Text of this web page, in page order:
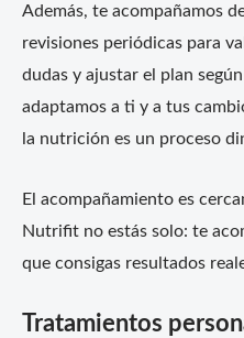
Además, te acompañamos
revisiones periódicas para
dudas y ajustar el plan
adaptamos a ti y a tus
la nutrición es un proceso
El acompañamiento es
Nutrifit no estás solo: te
que consigas resultados
Tratamientos